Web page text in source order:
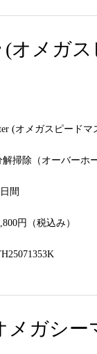
(オメ
(オメガスピード
掃除（オーバーホ
間
円（税込み）
オメガシ